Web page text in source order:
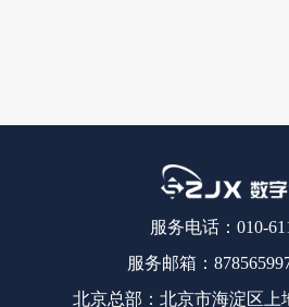
服务电话：010-
服务邮箱：
北京总部：北京市海淀区上